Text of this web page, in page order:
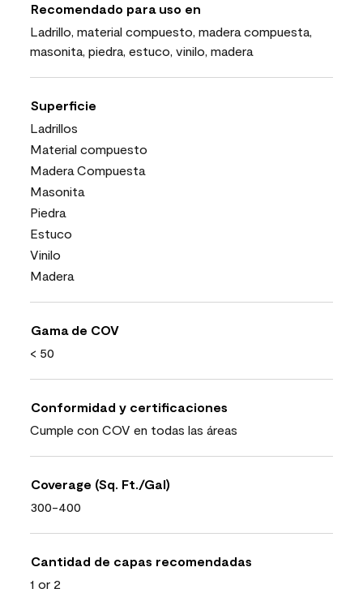
Recomendado para uso en
Ladrillo, material compuesto, madera compuesta,
masonita, piedra, estuco, vinilo, madera
Superficie
Ladrillos
Material compuesto
Madera Compuesta
Masonita
Piedra
Estuco
Vinilo
Madera
Gama de COV
< 50
Conformidad y certificaciones
Cumple con COV en todas las áreas
Coverage (Sq. Ft./Gal)
300-400
Cantidad de capas recomendadas
1 or 2